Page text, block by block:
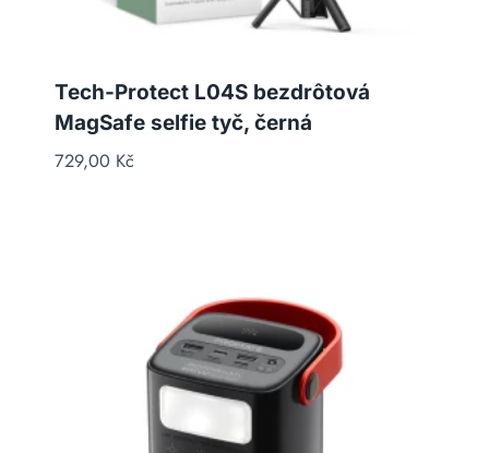
Tech-Protect L04S bezdrôtová
MagSafe selfie tyč, černá
729,00 Kč